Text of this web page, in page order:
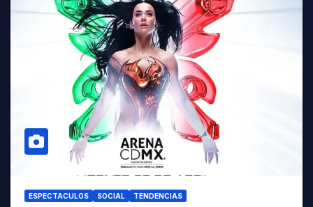
ESPECTACULOS SOCIAL TENDENCIAS